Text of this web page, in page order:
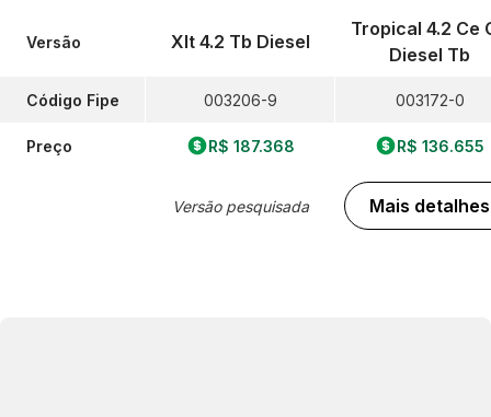
Versão
Código Fipe
Preço
Xlt 4.2 Tb Diesel
003206-9
R$ 187.368
Versão pesquisada
Tropical 4.2 Ce
Diesel Tb
003172-0
R$ 136.655
Mais detalhes